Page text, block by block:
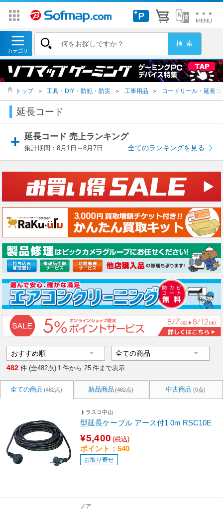
トップ ＞ 工具・DIY・防犯・防災 ＞ 工事用品 ＞ コードリール・延長コ
延長コード
延長コード 売上ランキング
集計期間：8月1日～8月7日 全てのランキングを見る
482 件 (全482点) 1 件から 25 件まで表示
全ての商品 (482点) 新品商品 (482点) 中古商品 (0点)
トラスコ中山
型延長ケーブル アース付1 0m RSC10E
¥5,400 (税込)
ポイント：540
お取り寄せ
ノア